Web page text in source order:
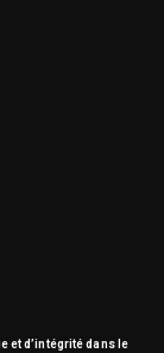
et d’intégrité dans le